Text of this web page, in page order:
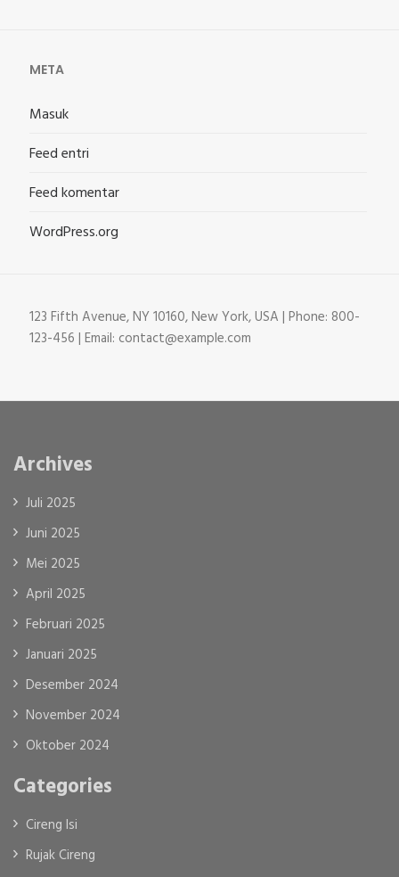
META
Masuk
Feed entri
Feed komentar
WordPress.org
123 Fifth Avenue, NY 10160, New York, USA | Phone: 800-
123-456 | Email: contact@example.com
Archives
Juli 2025
Juni 2025
Mei 2025
April 2025
Februari 2025
Januari 2025
Desember 2024
November 2024
Oktober 2024
Categories
Cireng Isi
Rujak Cireng